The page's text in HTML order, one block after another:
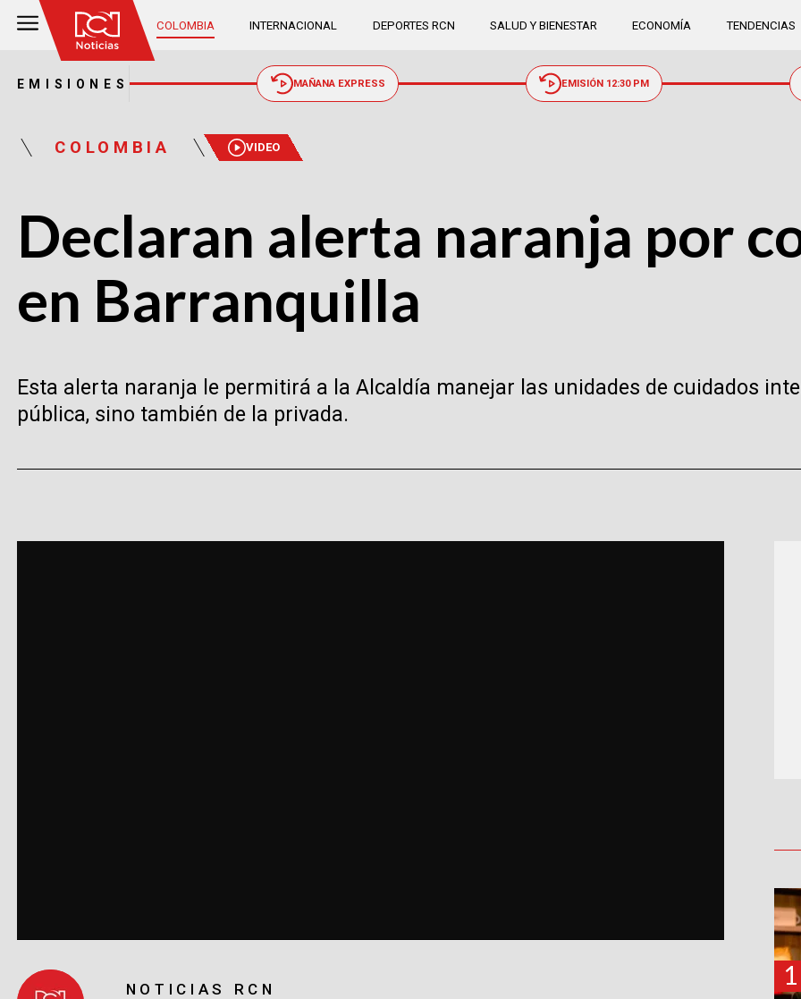
COLOMBIA INTERNACIONAL DEPORTES RCN SALUD Y BIENESTAR ECONOMÍA TENDENCIAS
EMISIONES MAÑANA EXPRESS EMISIÓN 12:30 PM
COLOMBIA VIDEO
Declaran alerta naranja por
en Barranquilla
Esta alerta naranja le permitirá a la Alcaldía manejar las unidades de cuidados
pública, sino también de la privada.
NOTICIAS RCN 1